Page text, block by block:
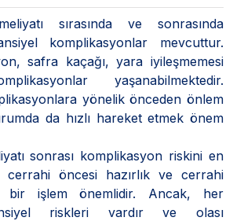
sırasında ve sonrasında
komplikasyonlar mevcuttur.
safra kaçağı, yara iyileşmemesi
yaşanabilmektedir.
yönelik önceden önlem
da hızlı hareket etmek önem
sonrası komplikasyon riskini en
öncesi hazırlık ve cerrahi
bir işlem önemlidir. Ancak, her
riskleri vardır ve olası